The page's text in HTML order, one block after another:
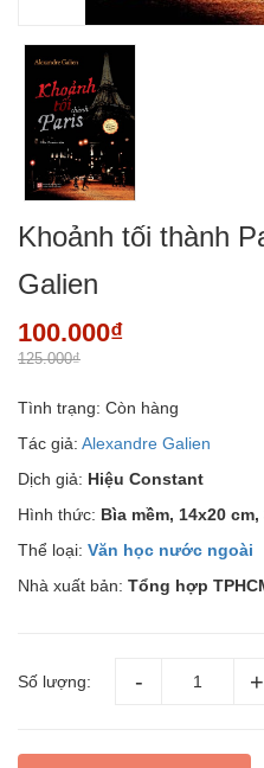
Khoảnh tối thành
Galien
100.000₫
125.000₫
Tình trạng: Còn hàng
Tác giả: Alexandre Galien
Dịch giả: Hiệu Constant
Hình thức: Bìa mềm, 14x20
Thể loại: Văn học nước ngoài
Nhà xuất bản: Tổng hợp
Số lượng: